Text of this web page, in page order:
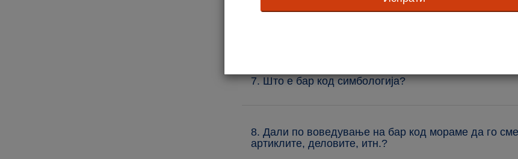
7. Што е бар код симбологија?
8. Дали по воведување на бар код мораме да го
артиклите, деловите, итн.?